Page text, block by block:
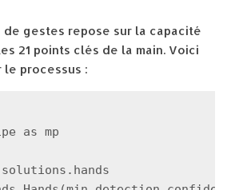
de gestes repose sur la capacité
21 points clés de la main. Voici
le processus :
as mp